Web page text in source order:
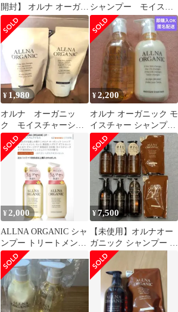
開封】 オルナ オーガニ
ック スムースタイプ
シャンプー モイスチ
ャータイプ2点
¥ 1,980
オルナ オーガニッ
ク モイスチャーシャ
ンプー
¥2,200
オルナ オーガニック モ
イスチャー シャンプー
＆トリートメント 本体
¥ 2,000
ALLNA ORGANIC シャ
ンプー トリートメント
セット
¥7,500
【未使用】オルナオー
ガニック シャンプー ト
リートメント 8点セッ
ト